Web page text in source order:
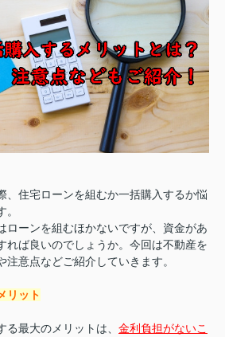
、住宅ローンを組むか一括購入するか悩
ローンを組むほかないですが、資金があ
れば良いのでしょうか。今回は不動産を
意点などご紹介していきます。
リット
最大のメリットは、 金利負担がないこ